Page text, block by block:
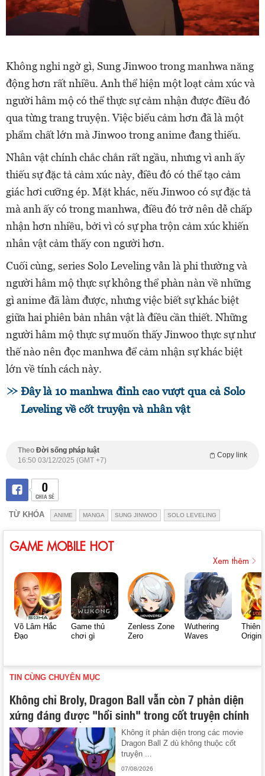
Không nghi ngờ gì, Sung Jinwoo trong manhwa năng
động hơn rất nhiều. Anh thể hiện một loạt cảm xúc và
người hâm mộ có thể thực sự cảm nhận được điều đó
qua từng trang truyện. Việc biểu cảm hơn đã là một
phẩm chất lớn mà Jinwoo trong anime đang thiếu.
Nhân vật chính chắc chắn rất ngầu, nhưng vì anh ấy
thiếu sự đặc tả cảm xúc này, điều đó có thể tạo cảm
giác hơi cưỡng ép. Mặt khác, nếu Jinwoo có sự đặc tả
mà anh ấy có trong manhwa, điều đó trở nên dễ chấp
nhận hơn nhiều, bởi vì có sự pha trộn cảm xúc khiến
nhân vật cảm thấy con người hơn.
Cuối cùng, series Solo Leveling vẫn là phi thường và
người hâm mộ thực sự không thể phàn nàn về những
gì anime đã làm được, nhưng việc biết sự khác biệt
giữa hai phiên bản nhân vật là điều cần thiết. Những
người hâm mộ thực sự muốn thấy Jinwoo thực sự như
thế nào nên đọc manhwa để cảm nhận sự khác biệt
lớn về tính cách này.
Đây là 10 manhwa đỉnh cao vượt qua cả Solo
Leveling về cốt truyện và nhân vật
Theo Đời sống pháp luật
Copy link
16:50 03/12/2025 (GMT +7)
0
CHIA SẺ
TỪ KHÓA ANIME MANGA SUNG JINWOO SOLO LEVELING
GAME MOBILE HOT
Xem thêm
Võ Lâm Hắc
Đạo
Game thủ
chơi gì
Zenless Zone
Zero
Wuthering
Waves
Thiên
Origin
TIN CÙNG CHUYÊN MỤC
Không chỉ Broly, Dragon Ball vẫn còn 7 phản diện
xứng đáng được "hồi sinh" trong cốt truyện chính
Không ít phản diện trong các movie
Dragon Ball Z dù không thuộc cốt
truyện ...
07/08/2026